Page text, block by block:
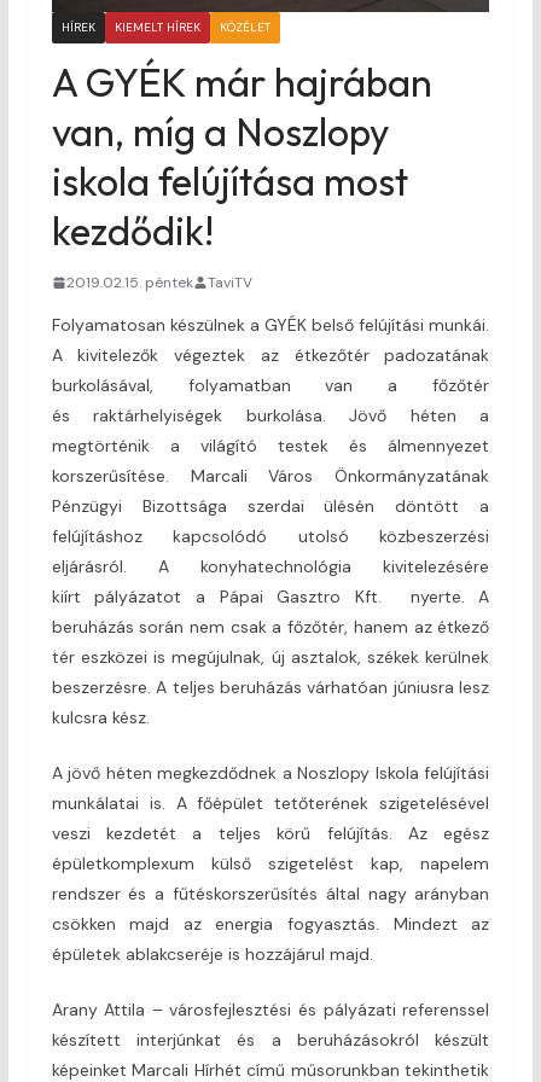
HÍREK KIEMELT HÍREK KÖZÉLET
A GYÉK már hajrában
van, míg a Noszlopy
iskola felújítása most
kezdődik!
2019.02.15. péntek TaviTV
Folyamatosan készülnek a GYÉK belső felújítási munkái.
A kivitelezők végeztek az étkezőtér padozatának
burkolásával, folyamatban van a főzőtér
és raktárhelyiségek burkolása. Jövő héten a
megtörténik a világító testek és álmennyezet
korszerűsítése. Marcali Város Önkormányzatának
Pénzügyi Bizottsága szerdai ülésén döntött a
felújításhoz kapcsolódó utolsó közbeszerzési
eljárásról. A konyhatechnológia kivitelezésére
kiírt pályázatot a Pápai Gasztro Kft. nyerte. A
beruházás során nem csak a főzőtér, hanem az étkező
tér eszközei is megújulnak, új asztalok, székek kerülnek
beszerzésre. A teljes beruházás várhatóan júniusra lesz
kulcsra kész.
A jövő héten megkezdődnek a Noszlopy Iskola felújítási
munkálatai is. A főépület tetőterének szigetelésével
veszi kezdetét a teljes körű felújítás. Az egész
épületkomplexum külső szigetelést kap, napelem
rendszer és a fűtéskorszerűsítés által nagy arányban
csökken majd az energia fogyasztás. Mindezt az
épületek ablakcseréje is hozzájárul majd.
Arany Attila – városfejlesztési és pályázati referenssel
készített interjúnkat és a beruházásokról készült
képeinket Marcali Hírhét című műsorunkban tekinthetik